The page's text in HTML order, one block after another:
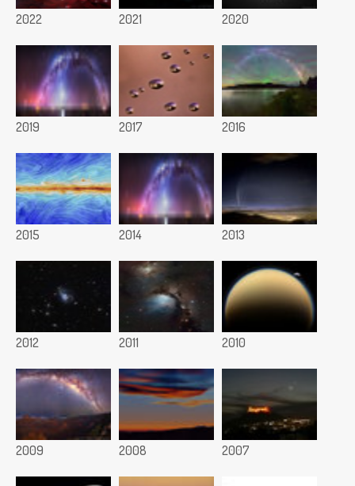
2022 2021 2020
2019 2017 2016
2015 2014 2013
2012 2011 2010
2009 2008 2007